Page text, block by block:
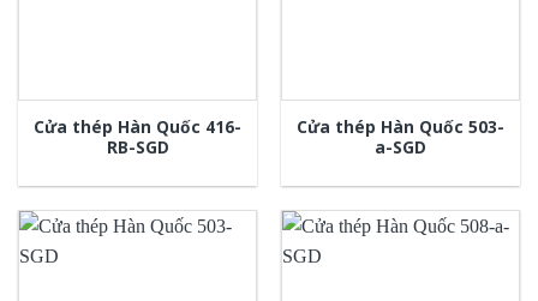
Cửa thép Hàn Quốc 416-
RB-SGD
Cửa thép Hàn Quốc 503-
a-SGD